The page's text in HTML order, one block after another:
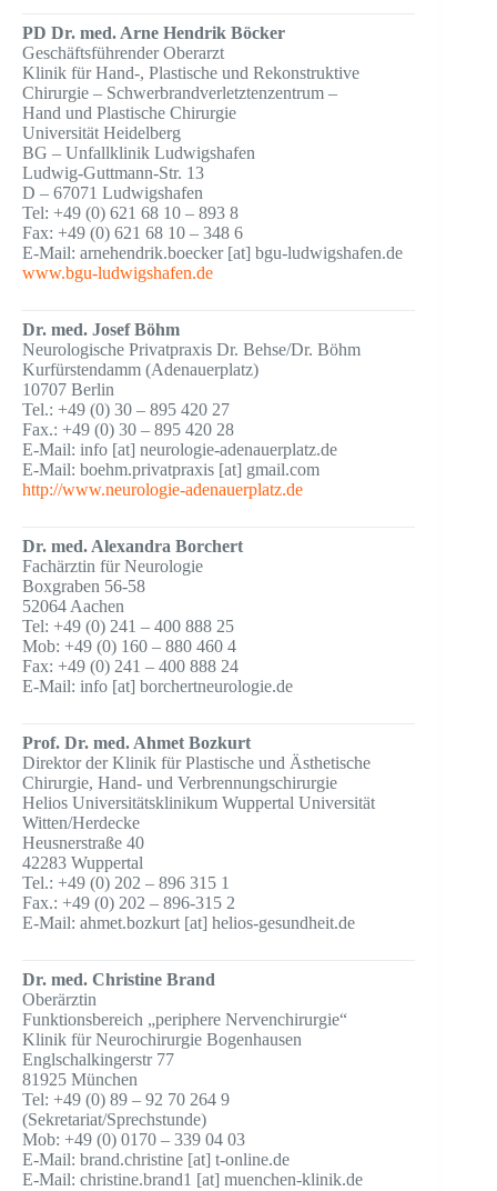
PD Dr. med. Arne Hendrik Böcker
Geschäftsführender Oberarzt
Klinik für Hand-, Plastische und Rekonstruktive
Chirurgie – Schwerbrandverletztenzentrum –
Hand und Plastische Chirurgie
Universität Heidelberg
BG – Unfallklinik Ludwigshafen
Ludwig-Guttmann-Str. 13
D – 67071 Ludwigshafen
Tel: +49 (0) 621 68 10 – 893 8
Fax: +49 (0) 621 68 10 – 348 6
E-Mail: arnehendrik.boecker [at] bgu-ludwigshafen.de
www.bgu-ludwigshafen.de
Dr. med. Josef Böhm
Neurologische Privatpraxis Dr. Behse/Dr. Böhm
Kurfürstendamm (Adenauerplatz)
10707 Berlin
Tel.: +49 (0) 30 – 895 420 27
Fax.: +49 (0) 30 – 895 420 28
E-Mail: info [at] neurologie-adenauerplatz.de
E-Mail: boehm.privatpraxis [at] gmail.com
http://www.neurologie-adenauerplatz.de
Dr. med. Alexandra Borchert
Fachärztin für Neurologie
Boxgraben 56-58
52064 Aachen
Tel: +49 (0) 241 – 400 888 25
Mob: +49 (0) 160 – 880 460 4
Fax: +49 (0) 241 – 400 888 24
E-Mail: info [at] borchertneurologie.de
Prof. Dr. med. Ahmet Bozkurt
Direktor der Klinik für Plastische und Ästhetische
Chirurgie, Hand- und Verbrennungschirurgie
Helios Universitätsklinikum Wuppertal Universität
Witten/Herdecke
Heusnerstraße 40
42283 Wuppertal
Tel.: +49 (0) 202 – 896 315 1
Fax.: +49 (0) 202 – 896-315 2
E-Mail: ahmet.bozkurt [at] helios-gesundheit.de
Dr. med. Christine Brand
Oberärztin
Funktionsbereich „periphere Nervenchirurgie“
Klinik für Neurochirurgie Bogenhausen
Englschalkingerstr 77
81925 München
Tel: +49 (0) 89 – 92 70 264 9
(Sekretariat/Sprechstunde)
Mob: +49 (0) 0170 – 339 04 03
E-Mail: brand.christine [at] t-online.de
E-Mail: christine.brand1 [at] muenchen-klinik.de